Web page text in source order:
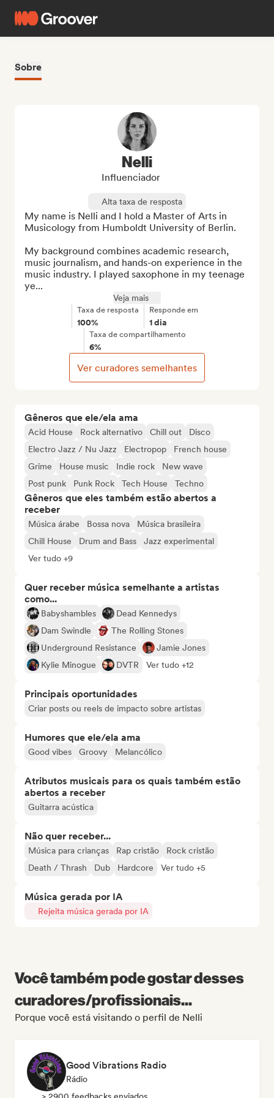
Sobre
Gêneros que ele/ela ama
Acid House Rock alternativo Chill out
Disco
Electro Jazz / Nu Jazz
Electropop
French house
Grime
House music Indie rock
New wave
Post punk
Punk Rock Tech House Techno
Gêneros que eles também estão abertos a
receber
Música árabe Bossa nova
Música brasileira
Chill House
Drum and Bass
Jazz experimental
Ver tudo +9
Quer receber música semelhante a artistas
como...
Babyshambles
Dead Kennedys
Dam Swindle
The Rolling Stones
Underground Resistance
Jamie Jones
Kylie Minogue
DVTR Ver tudo +12
Principais oportunidades
Criar posts ou reels de impacto sobre artistas
Humores que ele/ela ama
Good vibes Groovy Melancólico
Atributos musicais para os quais também estão
abertos a receber
Guitarra acústica
Não quer receber...
Música para crianças Rap cristão
Rock cristão
Death / Thrash
Dub Hardcore Ver tudo +5
Música gerada por IA
Rejeita música gerada por IA
Nelli
Influenciador
Alta taxa de resposta
My name is Nelli and I hold a Master of Arts in
Musicology from Humboldt University of Berlin.
My background combines academic research,
music journalism, and hands-on experience in the
music industry. I played saxophone in my teenage
ye...
Veja mais
Taxa de resposta
100%
Responde em
1 dia
Taxa de compartilhamento
6%
Ver curadores semelhantes
Você também pode gostar desses
curadores/profissionais...
Porque você está visitando o perfil de Nelli
Good Vibrations Radio
Rádio